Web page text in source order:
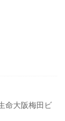
命大阪梅田ビ